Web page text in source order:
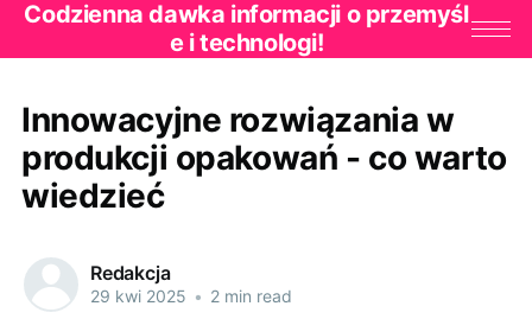
Codzienna dawka informacji o przemyśl
e i technologi!
Innowacyjne rozwiązania w
produkcji opakowań - co warto
wiedzieć
Redakcja
29 kwi 2025 • 2 min read